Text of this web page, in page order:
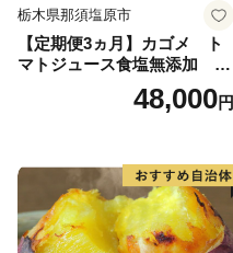
栃木県那須塩原市
【定期便3ヵ月】カゴメ ト
マトジュース食塩無添加 72
0ml PET×15本 1ケース 毎月
届く 3ヵ月 3回コース ns001-
48,000円